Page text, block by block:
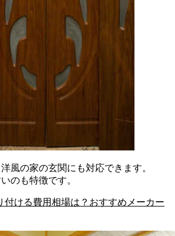
風の家の玄関にも対応できます。
のも特徴です。
付ける費用相場は？おすすめメーカー